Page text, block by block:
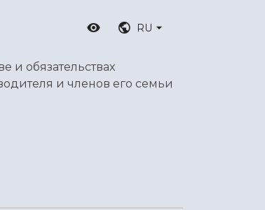
RU
и обязательствах
и членов его семьи